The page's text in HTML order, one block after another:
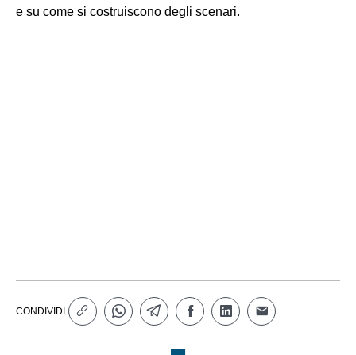
e su come si costruiscono degli scenari.
CONDIVIDI